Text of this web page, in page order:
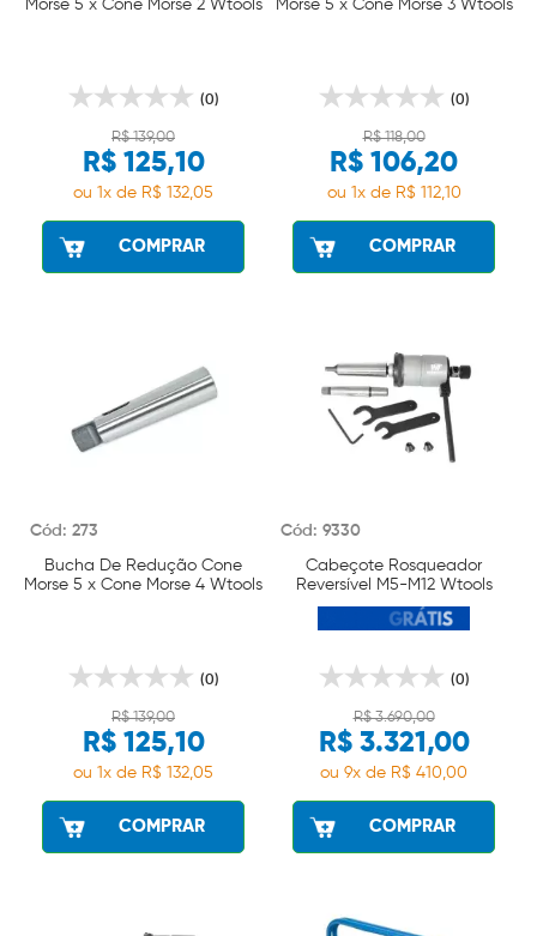
Morse 5 x Cone Morse 2 Wtools
(0)
R$ 139,00
R$ 125,10
ou 1x de R$ 132,05
COMPRAR
Morse 5 x Cone Morse 3 Wtools
(0)
R$ 118,00
R$ 106,20
ou 1x de R$ 112,10
COMPRAR
Cód: 273
Bucha De Redução Cone
Morse 5 x Cone Morse 4 Wtools
(0)
R$ 139,00
R$ 125,10
ou 1x de R$ 132,05
COMPRAR
Cód: 9330
Cabeçote Rosqueador
Reversível M5-M12 Wtools
(0)
R$ 3.690,00
R$ 3.321,00
ou 9x de R$ 410,00
COMPRAR